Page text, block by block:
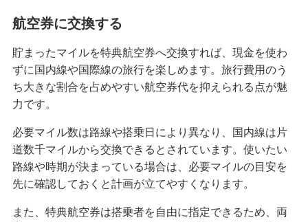
航空券に交換する
貯まったマイルを特典航空券へ交換すれば、現金を使わ
ずに国内線や国際線の旅行を楽しめます。旅行費用のう
ち大きな割合を占めやすい航空券代を抑えられる点が魅
力です。
必要マイル数は路線や搭乗日により異なり、国内線は片
道数千マイルから交換できるとされています。使いたい
路線や時期が決まっている場合は、必要マイルの目安を
先に確認しておくと計画が立てやすくなります。
また、特典航空券は搭乗者を自由に指定できるため、両